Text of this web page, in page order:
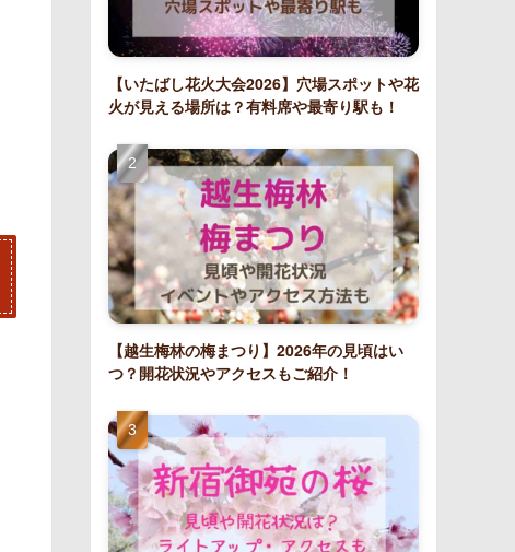
【いたばし花火大会2026】穴場スポットや花
火が見える場所は？有料席や最寄り駅も！
【越生梅林の梅まつり】2026年の見頃はい
つ？開花状況やアクセスもご紹介！